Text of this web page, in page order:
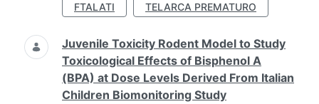
FTALATI
TELARCA PREMATURO
Juvenile Toxicity Rodent Model to Study
Toxicological Effects of Bisphenol A
(BPA) at Dose Levels Derived From Italian
Children Biomonitoring Study